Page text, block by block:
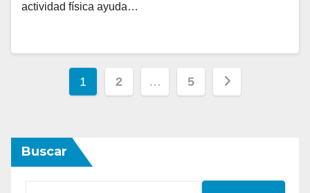
actividad física ayuda…
Paginación
entradas
1 2 … 5
Buscar